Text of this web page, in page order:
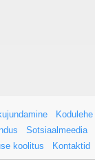
Kodulehe
Sotsiaalmeedia
koolitus
Kontaktid